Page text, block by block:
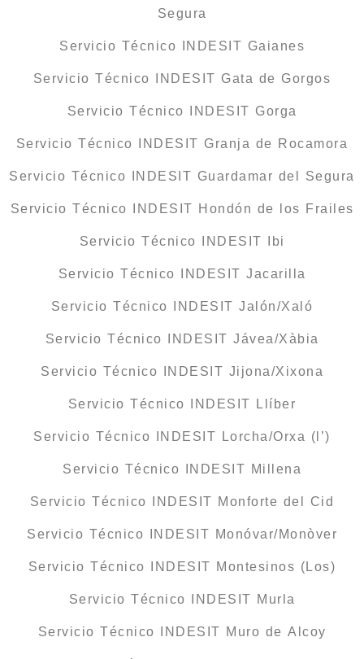
Segura
Servicio Técnico INDESIT Gaianes
Servicio Técnico INDESIT Gata de Gorgos
Servicio Técnico INDESIT Gorga
Servicio Técnico INDESIT Granja de Rocamora
Servicio Técnico INDESIT Guardamar del Segura
Servicio Técnico INDESIT Hondón de los Frailes
Servicio Técnico INDESIT Ibi
Servicio Técnico INDESIT Jacarilla
Servicio Técnico INDESIT Jalón/Xaló
Servicio Técnico INDESIT Jávea/Xàbia
Servicio Técnico INDESIT Jijona/Xixona
Servicio Técnico INDESIT Llíber
Servicio Técnico INDESIT Lorcha/Orxa (l’)
Servicio Técnico INDESIT Millena
Servicio Técnico INDESIT Monforte del Cid
Servicio Técnico INDESIT Monóvar/Monòver
Servicio Técnico INDESIT Montesinos (Los)
Servicio Técnico INDESIT Murla
Servicio Técnico INDESIT Muro de Alcoy